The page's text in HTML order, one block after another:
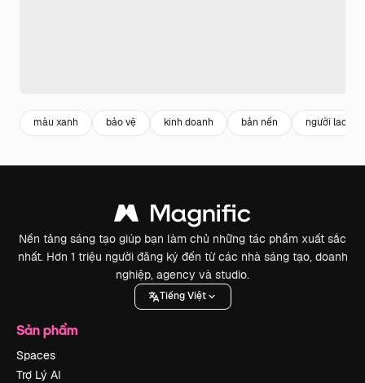
màu xanh bảo vệ kinh doanh bản nền người lao
Nền tảng sáng tạo giúp bạn làm chủ những tác phẩm xuất sắc
nhất. Hơn 1 triệu người đăng ký đến từ các nhà sáng tạo, doanh
nghiệp, agency và studio.
Tiếng Việt
Sản phẩm
Spaces
Trợ Lý AI